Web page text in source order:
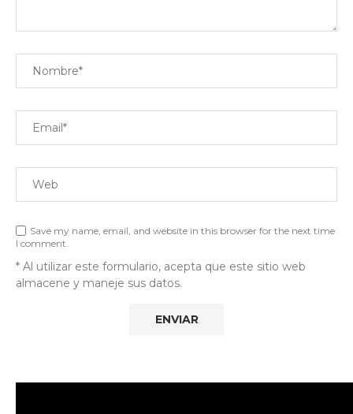
Save my name, email, and website in this browser for the next time
I comment.
* Al utilizar este formulario, acepta que este sitio web
almacene y maneje sus datos.